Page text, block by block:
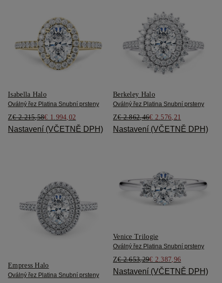
Isabella Halo
Oválný řez Platina Snubní prsteny
Z€ 2.215,58€ 1.994,02
Nastavení (VČETNĚ DPH)
Berkeley Halo
Oválný řez Platina Snubní prsteny
Z€ 2.862,46€ 2.576,21
Nastavení (VČETNĚ DPH)
Empress Halo
Oválný řez Platina Snubní prsteny
Venice Trilogie
Oválný řez Platina Snubní prsteny
Z€ 2.653,29€ 2.387,96
Nastavení (VČETNĚ DPH)